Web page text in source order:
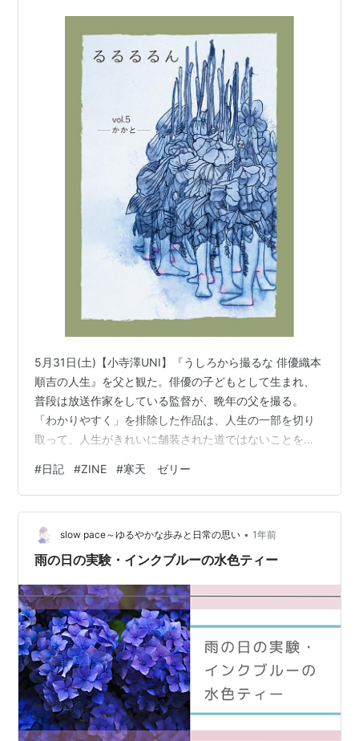
5月31日(土)【小寺澤UNI】『うしろから撮るな 俳優織本
順吉の人生』を父と観た。俳優の子どもとして生まれ、
普段は放送作家をしている監督が、晩年の父を撮る。
「わかりやすく」を排除した作品は、人生の一部を切り
取って、人生がきれいに舗装された道ではないことを映
俳優業。それでも認知症の影響でせりふが何度も抜けて
いく。せりふ覚えのいい俳優として活躍、という若い頃
の彼を説明するテロップがここで効いてくる。父と観に
行ってよかった。わたしの父は喋るスピードが早く、テ
ンションが上がれば上がるほど怒っているようにまくし
#日記 #ZINE #寒天 ゼリー
slow pace～ゆるやかな歩みと日常の思い • 1年前
雨の日の実験・インクブルーの水色ティー